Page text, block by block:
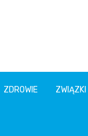
ZDROWIE ZWIĄZKI